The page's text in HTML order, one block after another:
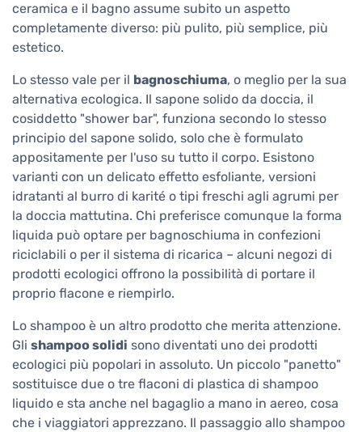
ceramica e il bagno assume subito un aspetto
completamente diverso: più pulito, più semplice, più
estetico.
Lo stesso vale per il bagnoschiuma, o meglio per la sua
alternativa ecologica. Il sapone solido da doccia, il
cosiddetto "shower bar", funziona secondo lo stesso
principio del sapone solido, solo che è formulato
appositamente per l'uso su tutto il corpo. Esistono
varianti con un delicato effetto esfoliante, versioni
idratanti al burro di karité o tipi freschi agli agrumi per
la doccia mattutina. Chi preferisce comunque la forma
liquida può optare per bagnoschiuma in confezioni
riciclabili o per il sistema di ricarica – alcuni negozi di
prodotti ecologici offrono la possibilità di portare il
proprio flacone e riempirlo.
Lo shampoo è un altro prodotto che merita attenzione.
Gli shampoo solidi sono diventati uno dei prodotti
ecologici più popolari in assoluto. Un piccolo "panetto"
sostituisce due o tre flaconi di plastica di shampoo
liquido e sta anche nel bagaglio a mano in aereo, cosa
che i viaggiatori apprezzano. Il passaggio allo shampoo